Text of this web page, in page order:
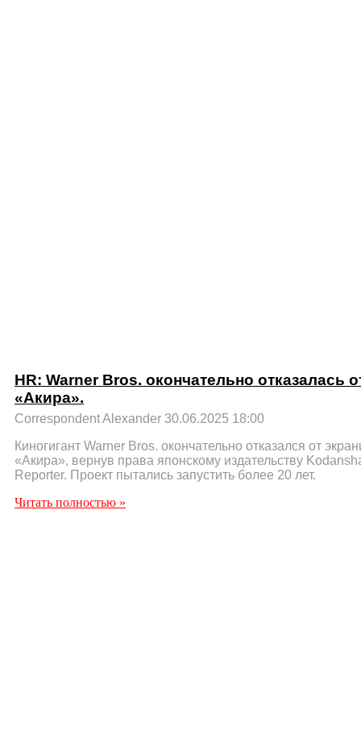
HR: Warner Bros. окончательно отказалась
«Акира».
Correspondent Alexander 30.06.2025 18:00
Киногигант Warner Bros. окончательно отказался от
«Акира», вернув права японскому издательству
Reporter. Проект пытались запустить более 20 лет.
Читать полностью »